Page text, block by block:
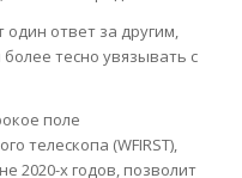
ответ за другим,
тесно увязывать с
поле
телескопа (WFIRST),
2020-х годов, позволит